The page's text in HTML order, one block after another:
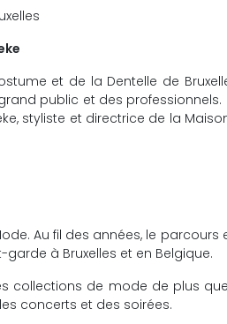
et de la Dentelle de
public et des professionnels.
styliste et directrice de la
Au fil des années, le parcours
à Bruxelles et en Belgique.
collections de mode de plus
concerts et des soirées.